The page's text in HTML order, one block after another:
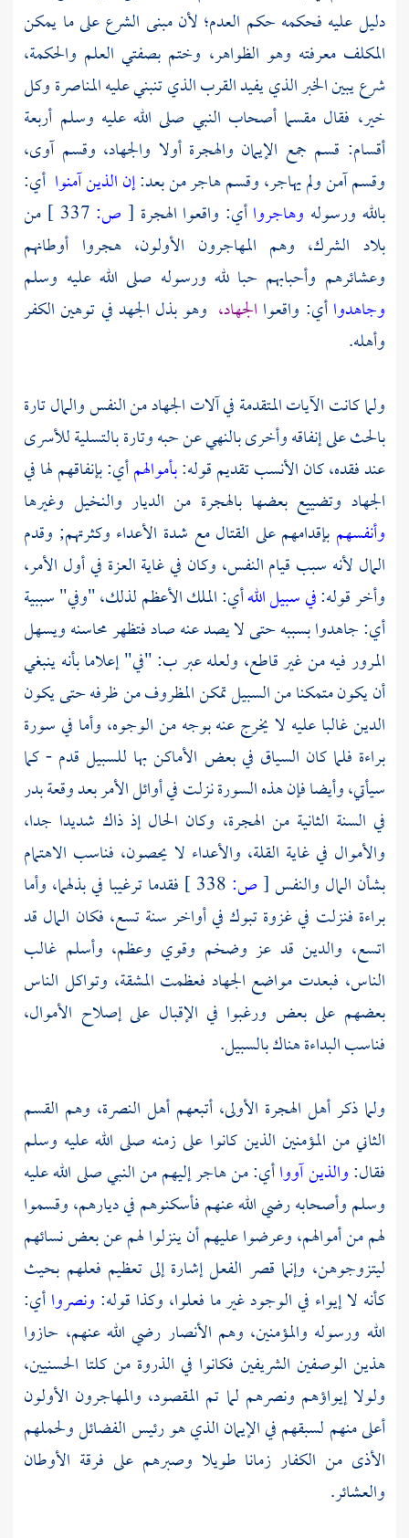
دليل عليه فحكمه حكم العدم؛ لأن مبنى الشرع على ما يمكن
المكلف معرفته وهو الظواهر، وختم بصفتي العلم والحكمة،
شرع يبين الخبر الذي يفيد القرب الذي تنبني عليه المناصرة وكل
خير، فقال مقسما أصحاب النبي صلى الله عليه وسلم أربعة
أقسام: قسم جمع الإيمان والهجرة أولا والجهاد، وقسم آوى،
وقسم آمن ولم يهاجر، وقسم هاجر من بعد:إن الذين آمنوا أي:
بالله ورسوله وهاجرواأي: واقعوا الهجرة [ ص:
من
بلاد الشرك، وهم المهاجرون الأولون، هجروا أوطانهم
وعشائرهم وأحبابهم حبا لله ورسوله صلى الله عليه وسلم
وجاهدواأي: واقعوا الجهاد، وهو بذل الجهد في توهين الكفر
وأهله.
ولما كانت الآيات المتقدمة في آلات الجهاد من النفس والمال تارة
بالحث على إنفاقه وأخرى بالنهي عن حبه وتارة بالتسلية للأسرى
عند فقده، كان الأنسب تقديم قوله:بأموالهمأي: بإنفاقهم لها في
الجهاد وتضييع بعضها بالهجرة من الديار والنخيل وغيرها
وأنفسهم بإقدامهم على القتال مع شدة الأعداء وكثرتهم; وقدم
المال لأنه سبب قيام النفس، وكان في غاية العزة في أول الأمر،
وأخر قوله:في سبيل اللهأي: الملك الأعظم لذلك، "وفي" سببية
أي: جاهدوا بسببه حتى لا يصد عنه صاد فتظهر محاسنه ويسهل
المرور فيه من غير قاطع، ولعله عبر ب: "في" إعلاما بأنه ينبغي
أن يكون متمكنا من السبيل تمكن المظروف من ظرفه حتى يكون
الدين غالبا عليه لا يخرج عنه بوجه من الوجوه، وأما في سورة
براءة فلما كان السياق في بعض الأماكن بها للسبيل قدم - كما
سيأتي، وأيضا فإن هذه السورة نزلت في أوائل الأمر بعد وقعةبدر
في السنة الثانية من الهجرة، وكان الحال إذ ذاك شديدا جدا،
والأموال في غاية القلة، والأعداء لا يحصون، فناسب الاهتمام
بشأن المال والنفس[ص:
فقدما ترغيبا في بذلهما، وأما
براءة فنزلت في غزوةتبوك في أواخر سنة تسع، فكان المال قد
اتسع، والدين قد عز وضخم وقوي وعظم، وأسلم غالب
الناس، فبعدت مواضع الجهاد فعظمت المشقة، وتواكل الناس
بعضهم على بعض ورغبوا في الإقبال على إصلاح الأموال،
فناسب البداءة هناك بالسبيل.
ولما ذكر أهل الهجرة الأولى، أتبعهم أهل النصرة، وهم القسم
الثاني من المؤمنين الذين كانوا على زمنه صلى الله عليه وسلم
فقال:والذين آوواأي: من هاجر إليهم من النبي صلى الله عليه
وسلم وأصحابه رضي الله عنهم فأسكنوهم في ديارهم، وقسموا
لهم من أموالهم، وعرضوا عليهم أن ينزلوا لهم عن بعض نسائهم
ليتزوجوهن، وإنما قصر الفعل إشارة إلى تعظيم فعلهم بحيث
كأنه لا إيواء في الوجود غير ما فعلوا، وكذا قوله: ونصرواأي:
الله ورسوله والمؤمنين، وهم الأنصار رضي الله عنهم، حازوا
هذين الوصفين الشريفين فكانوا في الذروة من كلتا الحسنيين،
ولولا إيواؤهم ونصرهم لما تم المقصود، والمهاجرون الأولون
أعلى منهم لسبقهم في الإيمان الذي هو رئيس الفضائل ولحملهم
الأذى من الكفار زمانا طويلا وصبرهم على فرقة الأوطان
والعشائر.